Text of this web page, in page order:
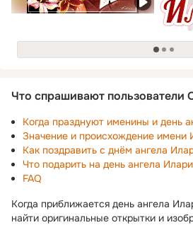
загрузка
Что спрашивают пользователи
Когда празднуют именины и день
Значение и происхождение имени
Как поздравить с днём ангела
Что подарить на день ангела
FAQ
Когда приближается день ангела
найти оригинальные открытки и